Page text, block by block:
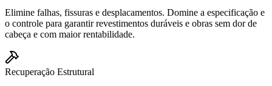
Elimine falhas, fissuras e desplacamentos. Domine a especificação e
o controle para garantir revestimentos duráveis e obras sem dor de
cabeça e com maior rentabilidade.
Recuperação Estrutural